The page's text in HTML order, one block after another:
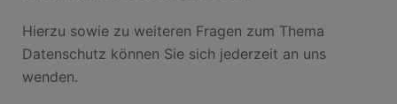
Hierzu sowie zu weiteren Fragen zum Thema
Datenschutz können Sie sich jederzeit an uns
wenden.